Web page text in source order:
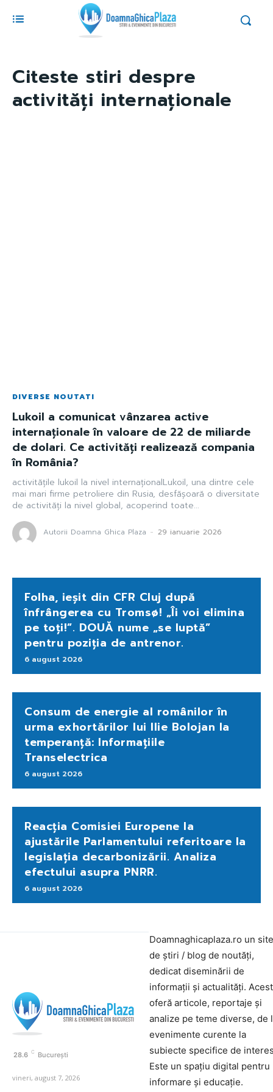
Citeste stiri despre
activități internaționale
DIVERSE NOUTATI
Lukoil a comunicat vânzarea active
internaționale în valoare de 22 de miliarde
de dolari. Ce activități realizează compania
în România?
activitățile lukoil la nivel internaționalLukoil, una dintre cele
mai mari firme petroliere din Rusia, desfășoară o diversitate
de activități la nivel global, acoperind toate...
Autorii Doamna Ghica Plaza - 29 ianuarie 2026
Folha, ieșit din CFR Cluj după
înfrângerea cu Tromsø! „Îi voi elimina
pe toți!”. DOUĂ nume „se luptă”
pentru poziția de antrenor.
6 august 2026
Consum de energie al românilor în
urma exhortărilor lui Ilie Bolojan la
temperanță: Informațiile
Transelectrica
6 august 2026
Reacția Comisiei Europene la
ajustările Parlamentului referitoare la
legislația decarbonizării. Analiza
efectului asupra PNRR.
6 august 2026
28.6 C București
vineri, august 7, 2026
Doamnaghicaplaza.ro un site
de știri / blog de noutăți,
dedicat diseminării de
informații și actualități.
oferă articole, reportaje și
analize pe teme diverse, de
evenimente curente la
subiecte specifice de
Este un spațiu digital pentru
informare și educație.